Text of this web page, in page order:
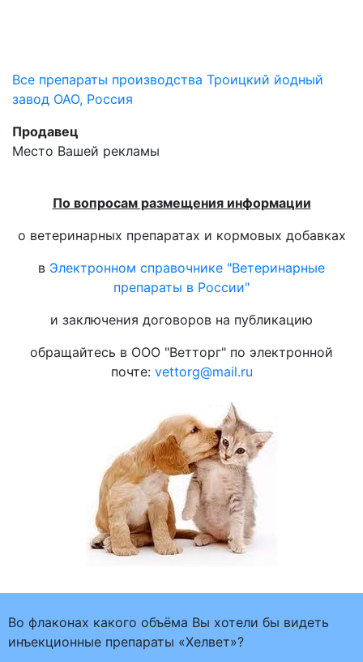
Все препараты производства Троицкий йодный
завод ОАО, Россия
Продавец
Место Вашей рекламы
По вопросам размещения информации
о ветеринарных препаратах и кормовых добавках
в Электронном справочнике "Ветеринарные
препараты в России"
и заключения договоров на публикацию
обращайтесь в ООО "Ветторг" по электронной
почте: vettorg@mail.ru
Во флаконах какого объёма Вы хотели бы видеть
инъекционные препараты «Хелвет»?